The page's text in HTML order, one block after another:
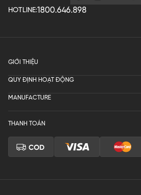
HOTLINE:1800.646.898
GIỚI THIỆU
QUY ĐỊNH HOẠT ĐỘNG
MANUFACTURE
THANH TOÁN